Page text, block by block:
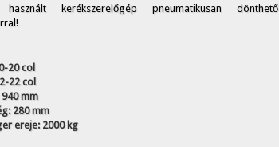
kerékszerelőgép pneumatikusan dönthető
20 col
22 col
mm
280 mm
ereje: 2000 kg